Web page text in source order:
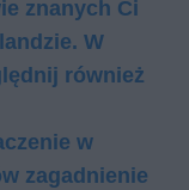
znanych Ci
W
również
w
zagadnienie